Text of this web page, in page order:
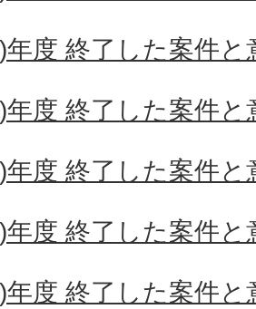
度 終了した案件と
度 終了した案件と
度 終了した案件と
度 終了した案件と
度 終了した案件と